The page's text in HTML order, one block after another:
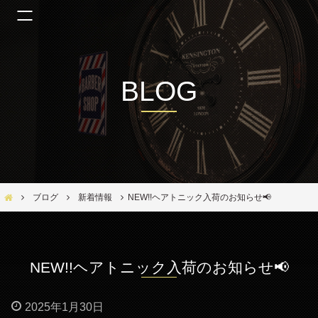
BLOG
Bar Ber Shop REGALO【バーバーショップ レガロ】- 大阪・福島区の美容室
ブログ 新着情報 NEW!!ヘアトニック入荷のお知らせ📢
NEW!!ヘアトニック入荷のお知らせ📢
2025年1月30日